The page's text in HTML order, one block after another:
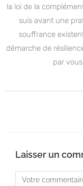
la loi de la
suis avant une
souffrance
démarche de
par
Laisser un